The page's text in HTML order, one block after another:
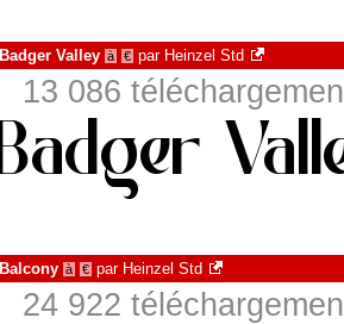
Badger Valley à € par Heinzel Std
13 086
Balcony à € par Heinzel Std
24 922